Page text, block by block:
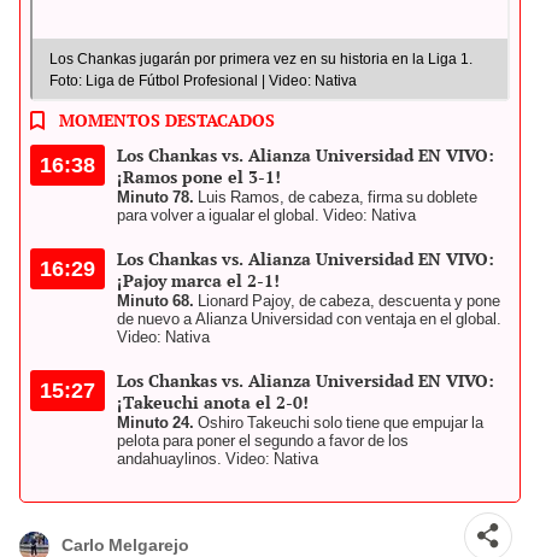
Los Chankas jugarán por primera vez en su historia en la Liga 1.
Foto: Liga de Fútbol Profesional | Video: Nativa
MOMENTOS DESTACADOS
16:38
Los Chankas vs. Alianza Universidad EN VIVO:
¡Ramos pone el 3-1!
Minuto 78.
Luis Ramos, de cabeza, firma su doblete
para volver a igualar el global. Video: Nativa
16:29
Los Chankas vs. Alianza Universidad EN VIVO:
¡Pajoy marca el 2-1!
Minuto 68.
Lionard Pajoy, de cabeza, descuenta y pone
de nuevo a Alianza Universidad con ventaja en el global.
Video: Nativa
15:27
Los Chankas vs. Alianza Universidad EN VIVO:
¡Takeuchi anota el 2-0!
Minuto 24. Oshiro Takeuchi solo tiene que empujar la
pelota para poner el segundo a favor de los
andahuaylinos. Video: Nativa
Carlo Melgarejo